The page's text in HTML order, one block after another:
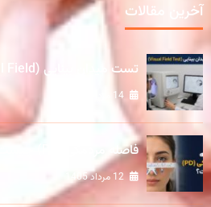
آخرین مقالات
تست میدان بینایی (Visual Field ...
فاصله مردمکی (PD) چیست؟ آموزش ...